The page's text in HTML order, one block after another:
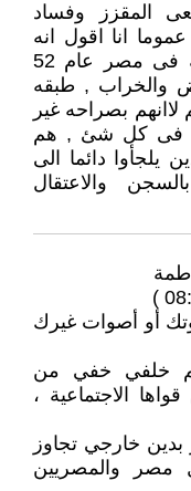
المقزز وفساد
انا اقول انه
منذ ان قامت ثوره العسكر الكارثيه فى مصر عام 52
والخراب , طبقه
لاانهم بصراحه غير
فى كل شئ , هم
دائما الى
والاعتقال
أو أصوات غيرك
خلفي خفي من
30 يونيو من قواها الاجتماعية ،
خارجي تجاوز
مصر والمصريين